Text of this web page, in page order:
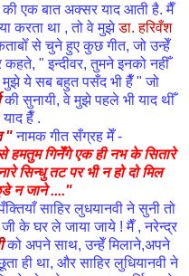
की एक बात अक्सर याद आती है. मैँ
करता था , तो वे मुझेडा. हरिवँश
से चुने हुए कुछ गीत, जो उन्हेँ
" इन्दीवर, तुमने इनको नहीँ
मुझे ये सब बहुत पसँद भी हैँ " जो
की सुनायी, वे मुझे पहले भी याद थीँ
हैँ .
"नामक गीत सँग्रह मेँ -
गिनेँगे एक ही नभ के सितारे
सिन्धु तट पर भी न हो दो मिल
न जाने ...."
साहिर लुधयानवी ने सुनी तो
जी के घर ले जाया जाये ! मैँ , नरेन्द्र
को अपने साथ, उन्हेँ मिलाने,अपने
ही था, और साहिर लुधियानवी ने